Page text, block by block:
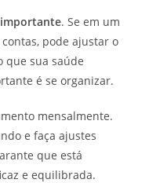
. Se em um
pode ajustar o
que sua saúde
é se organizar.
mensalmente.
e faça ajustes
que está
e equilibrada.